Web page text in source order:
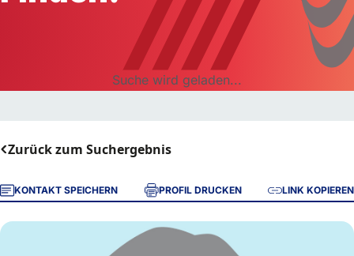
Suche wird geladen...
Zurück zum Suchergebnis
KONTAKT SPEICHERN PROFIL DRUCKEN LINK KOPIEREN